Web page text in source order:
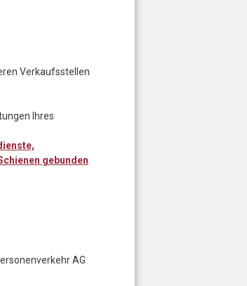
Verkaufsstellen
Ihres
gebunden
AG